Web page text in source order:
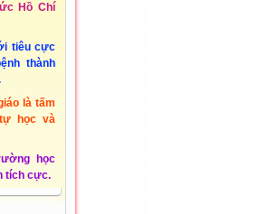
10/2011
Hồ Chí
tiêu cực
thành
là tấm
học và
học
tích cực.